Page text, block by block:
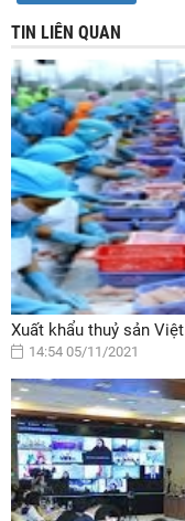
TIN LIÊN QUAN
Xuất khẩu thuỷ sản
14:54 05/11/2021